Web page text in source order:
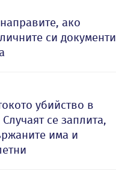
ако
си документи
убийство в
се заплита,
има и